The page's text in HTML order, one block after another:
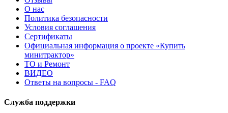
О нас
Политика безопасности
Условия соглашения
Сертификаты
Официальная информация о проекте «Купить
минитрактор»
ТО и Ремонт
ВИДЕО
Ответы на вопросы - FAQ
Служба поддержки